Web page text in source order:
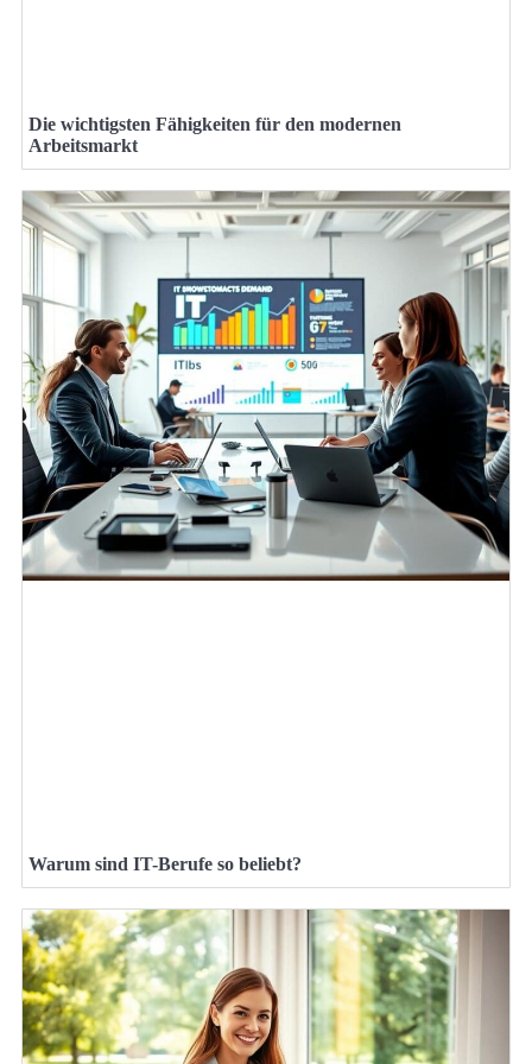
Die wichtigsten Fähigkeiten für den modernen
Arbeitsmarkt
Warum sind IT-Berufe so beliebt?